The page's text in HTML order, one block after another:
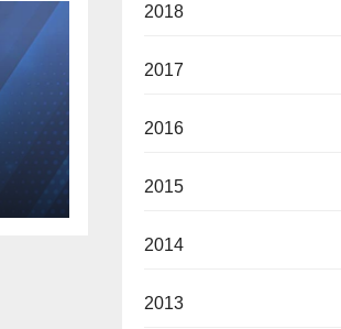
2018
2017
2016
2015
2014
2013